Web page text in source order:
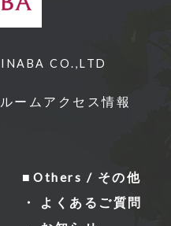
の向上のため、
を使⽤し、当サ
データ収集及び解
る場合がありま
集される情報は個
INABA CO.,LTD
ーム アクセス情報
Others / その他
よくあるご質問